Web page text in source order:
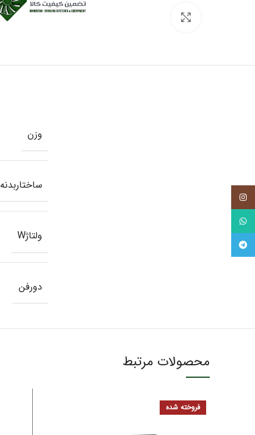
وزن
ساختاربدنه
ولتاژ‌‌‌‌W
دورفن
محصولات مرتبط
فروخته شده